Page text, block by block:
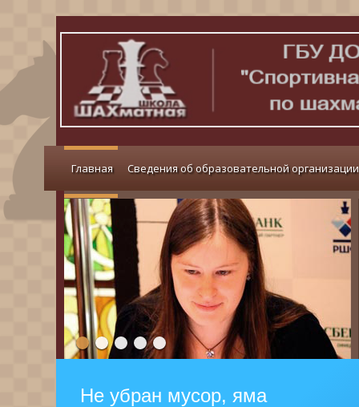
Главная Сведения об образовательной организации
Не убран мусор, яма